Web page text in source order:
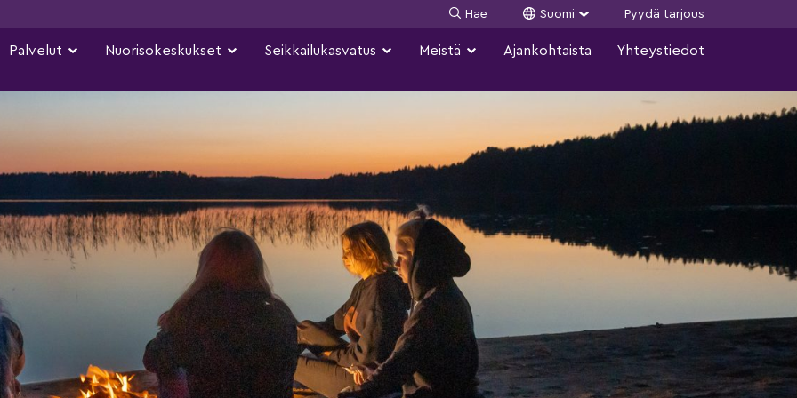
Hae Suomi Pyydä tarjous
Palvelut Nuorisokeskukset Seikkailukasvatus Meistä Ajankohtaista Yhteystiedot